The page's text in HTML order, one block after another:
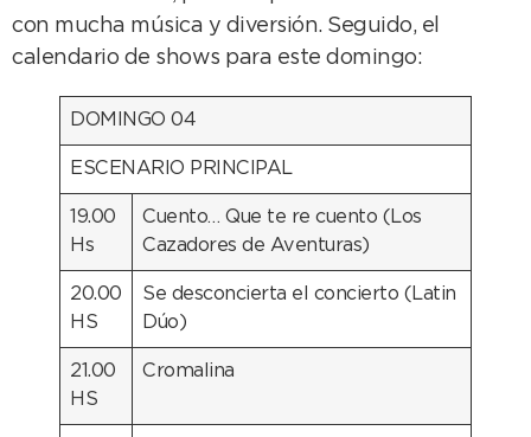
con mucha música y diversión. Seguido, el
calendario de shows para este domingo:
DOMINGO 04
ESCENARIO PRINCIPAL
19.00
Hs
Cuento… Que te re cuento (Los
Cazadores de Aventuras)
20.00
HS
Se desconcierta el concierto (Latin
Dúo)
21.00
HS
Cromalina